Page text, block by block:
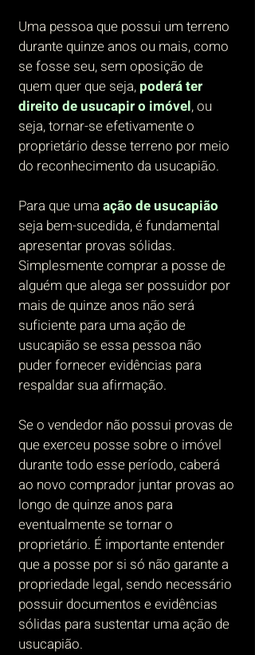
Uma pessoa que possui um terreno
durante quinze anos ou mais, como
se fosse seu, sem oposição de
quem quer que seja, poderá ter
direito de usucapir o imóvel, ou
seja, tornar-se efetivamente o
proprietário desse terreno por meio
do reconhecimento da usucapião.
Para que uma ação de usucapião
seja bem-sucedida, é fundamental
apresentar provas sólidas.
Simplesmente comprar a posse de
alguém que alega ser possuidor por
mais de quinze anos não será
suficiente para uma ação de
usucapião se essa pessoa não
puder fornecer evidências para
respaldar sua afirmação.
Se o vendedor não possui provas de
que exerceu posse sobre o imóvel
durante todo esse período, caberá
ao novo comprador juntar provas ao
longo de quinze anos para
eventualmente se tornar o
proprietário. É importante entender
que a posse por si só não garante a
propriedade legal, sendo necessário
possuir documentos e evidências
sólidas para sustentar uma ação de
usucapião.